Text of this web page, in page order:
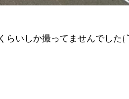
いしか撮ってませんでした(